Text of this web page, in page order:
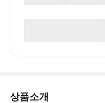
상품소개